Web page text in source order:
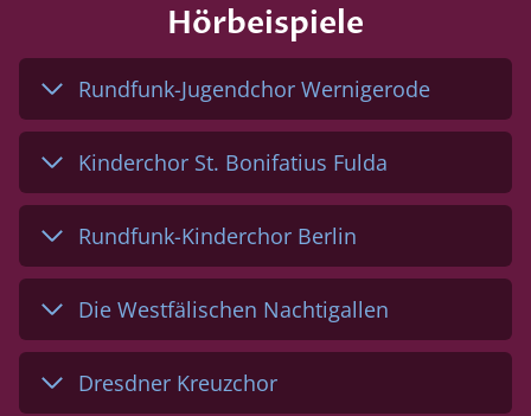
Hörbeispiele
Rundfunk-Jugendchor Wernigerode
Kinderchor St. Bonifatius Fulda
Rundfunk-Kinderchor Berlin
Die Westfälischen Nachtigallen
Dresdner Kreuzchor